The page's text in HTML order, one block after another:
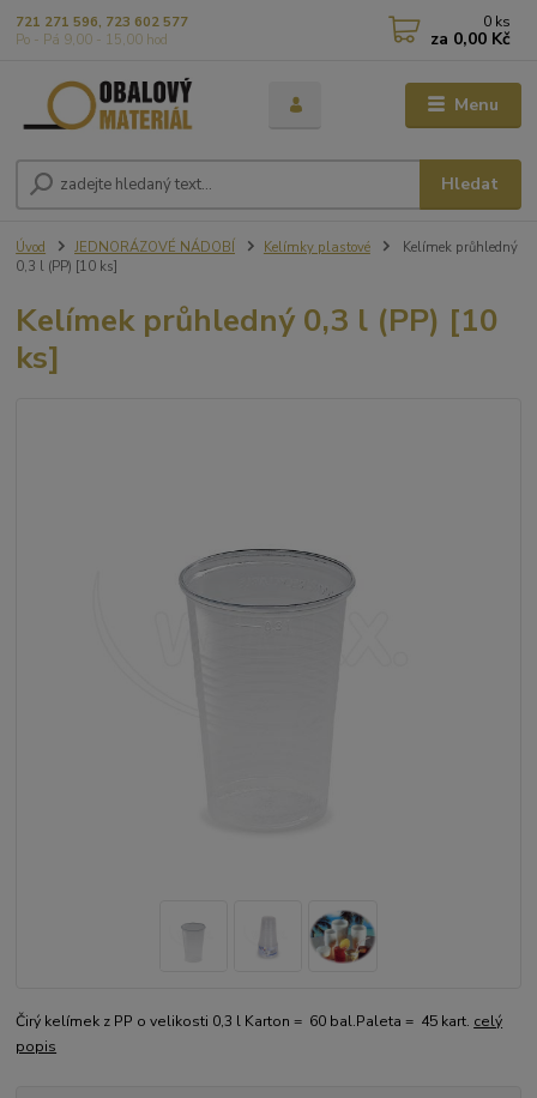
Menu
Hledat
721 271 596, 723 602 577
Po - Pá 9,00 - 15,00 hod
0 ks
za 0,00 Kč
Úvod JEDNORÁZOVÉ NÁDOBÍ Kelímky plastové
Kelímek průhledný
0,3 l (PP) [10 ks]
Kelímek průhledný 0,3 l (PP) [10
ks]
Čirý kelímek z PP o velikosti 0,3 l Karton = 60 bal.Paleta = 45 kart. celý
popis